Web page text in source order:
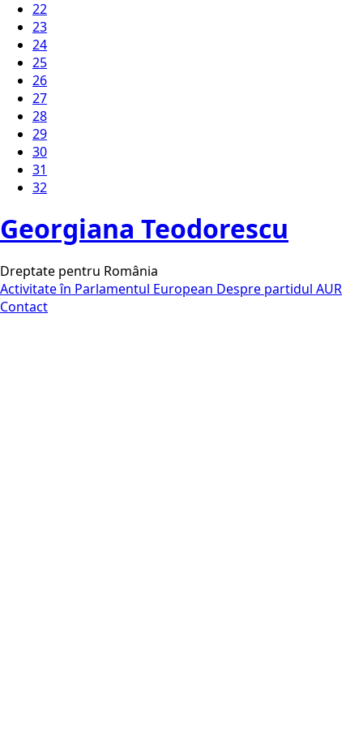
22
23
24
25
26
27
28
29
30
31
32
Georgiana Teodorescu
Dreptate pentru România
Activitate în Parlamentul European Despre partidul AUR
Contact